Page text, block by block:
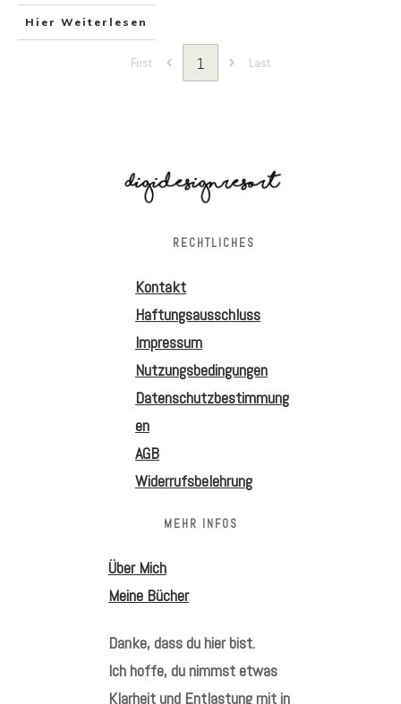
Hier Weiterlesen
First 1 Last
RECHTLICHES
Kontakt
Haftungsausschluss
Impressum
Nutzungsbedingungen
Datenschutzbestimmung
en
AGB
Widerrufsbelehrung
MEHR INFOS
Über Mich
Meine Bücher
Danke, dass du hier bist.
Ich hoffe, du nimmst etwas
Klarheit und Entlastung mit in